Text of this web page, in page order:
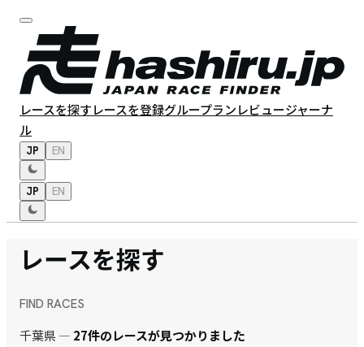
レースを探すレースを登録グループランレビュージャーナ
ル
JP EN
JP EN
レースを探す
FIND RACES
千葉県 — 27件のレースが見つかりました